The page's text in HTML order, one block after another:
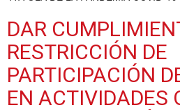
DAR
RESTRICCIÓN DE
PARTICIPACIÓN
EN ACTIVIDADES